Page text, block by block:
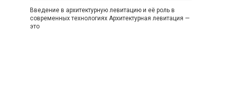
Введение в архитектурную левитацию и её роль в
современных технологиях Архитектурная левитация —
это